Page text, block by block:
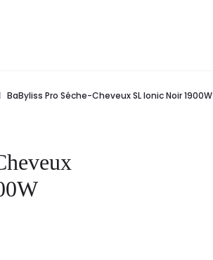
BaByliss Pro Séche-Cheveux SL Ionic Noir 1900W